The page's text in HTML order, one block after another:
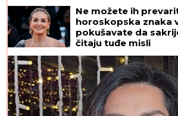
Ne možete ih
horoskopska znaka
pokušavate da
čitaju tuđe misli